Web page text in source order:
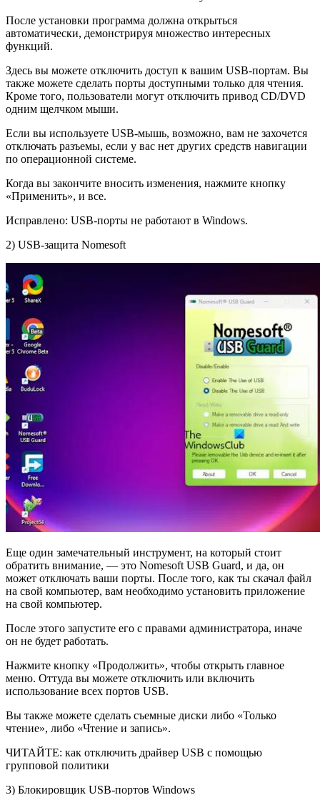
После установки программа должна открыться
автоматически, демонстрируя множество интересных
функций.
Здесь вы можете отключить доступ к вашим USB-портам. Вы
также можете сделать порты доступными только для чтения.
Кроме того, пользователи могут отключить привод CD/DVD
одним щелчком мыши.
Если вы используете USB-мышь, возможно, вам не захочется
отключать разъемы, если у вас нет других средств навигации
по операционной системе.
Когда вы закончите вносить изменения, нажмите кнопку
«Применить», и все.
Исправлено: USB-порты не работают в Windows.
2) USB-защита Nomesoft
Еще один замечательный инструмент, на который стоит
обратить внимание, — это Nomesoft USB Guard, и да, он
может отключать ваши порты. После того, как ты скачал файл
на свой компьютер, вам необходимо установить приложение
на свой компьютер.
После этого запустите его с правами администратора, иначе
он не будет работать.
Нажмите кнопку «Продолжить», чтобы открыть главное
меню. Оттуда вы можете отключить или включить
использование всех портов USB.
Вы также можете сделать съемные диски либо «Только
чтение», либо «Чтение и запись».
ЧИТАЙТЕ: как отключить драйвер USB с помощью
групповой политики
3) Блокировщик USB-портов Windows